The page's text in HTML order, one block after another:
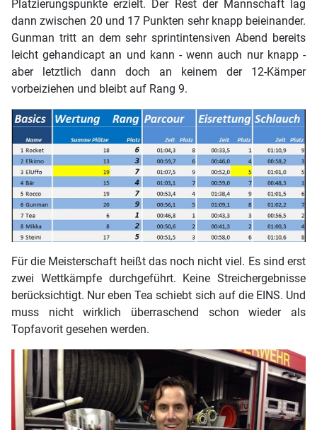
Platzierungspunkte erzielt. Der Rest der Mannschaft lag
dann zwischen 20 und 17 Punkten sehr knapp beieinander.
Gunman tritt an dem sehr sprintintensiven Abend bereits
leicht gehandicapt an und kann - wenn auch nur knapp -
aber letztlich dann doch an keinem der 12-Kämper
vorbeiziehen und bleibt auf Rang 9.
Für die Meisterschaft heißt das noch nicht viel. Es sind erst
zwei Wettkämpfe durchgeführt. Keine Streichergebnisse
berücksichtigt. Nur eben Tea schiebt sich auf die EINS. Und
muss nicht wirklich überraschend schon wieder als
Topfavorit gesehen werden.